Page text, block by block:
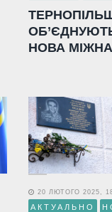
НОВА
20 ЛЮТОГО 2025,
АКТУАЛЬНО